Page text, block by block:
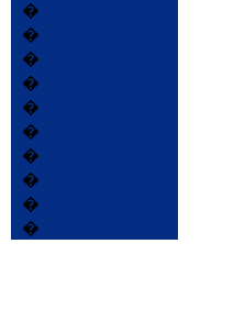
�
�
�
�
�
�
�
�
�
�